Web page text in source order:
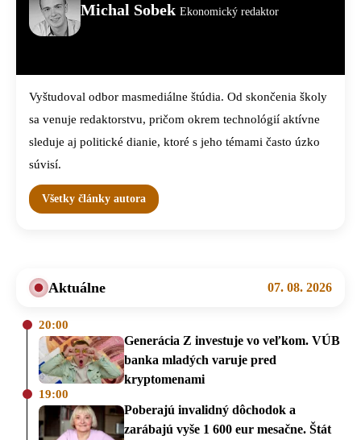
Michal Sobek Ekonomický redaktor
Vyštudoval odbor masmediálne štúdia. Od skončenia školy
sa venuje redaktorstvu, pričom okrem technológií aktívne
sleduje aj politické dianie, ktoré s jeho témami často úzko
súvisí.
Všetky články autora
Aktuálne 07. 08. 2026
20:00
Generácia Z investuje vo veľkom. VÚB
banka mladých varuje pred
kryptomenami
19:00
Poberajú invalidný dôchodok a
zarábajú vyše 1 600 eur mesačne. Štát